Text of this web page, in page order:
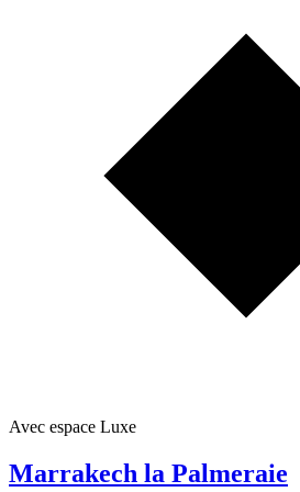
Avec espace Luxe
Marrakech la Palmeraie